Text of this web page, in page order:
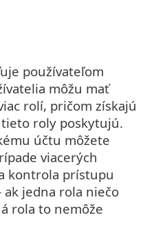
používateľom
môžu mať
rolí, pričom získajú
roly poskytujú.
účtu môžete
viacerých
kontrola prístupu
ak jedna rola niečo
rola to nemôže